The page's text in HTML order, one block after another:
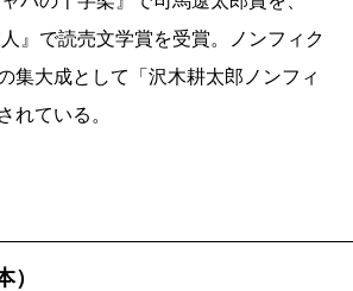
』で読売文学賞を受賞。ノンフィク
集大成として「沢木耕太郎ノンフィ
れている。
）